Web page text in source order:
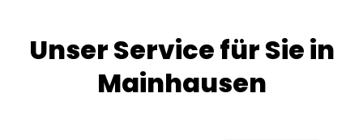
Unser Service für Sie in
Mainhausen